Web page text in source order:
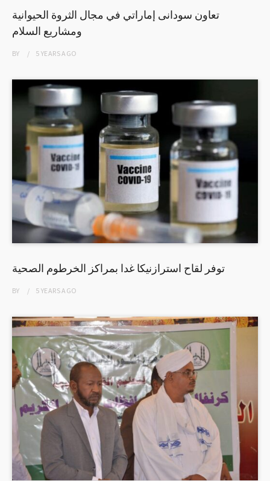
تعاون سودانى إماراتي في مجال الثروة الحيوانية
ومشاريع السلام
BY 5 YEARSAGO
توفر لقاح استرازنيكا غدا بمراكز الخرطوم الصحية
BY 5 YEARSAGO